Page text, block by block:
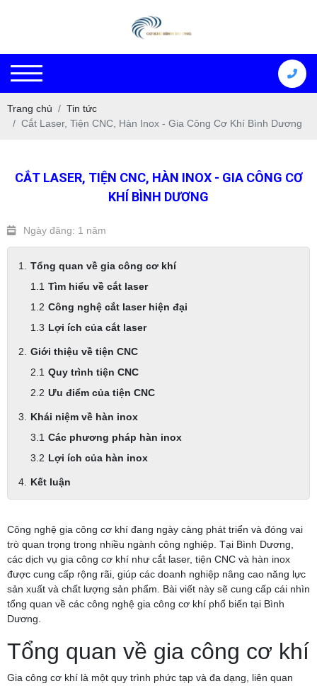
Trang chủ
Tin tức
Cắt Laser, Tiện CNC, Hàn Inox - Gia Công Cơ Khí Bình Dương
CẮT LASER, TIỆN CNC, HÀN INOX - GIA CÔNG CƠ
KHÍ BÌNH DƯƠNG
Ngày đăng: 1 năm
Tổng quan về gia công cơ khí
Tìm hiểu về cắt laser
Công nghệ cắt laser hiện đại
Lợi ích của cắt laser
Giới thiệu về tiện CNC
Quy trình tiện CNC
Ưu điểm của tiện CNC
Khái niệm về hàn inox
Các phương pháp hàn inox
Lợi ích của hàn inox
Kết luận
Công nghệ gia công cơ khí đang ngày càng phát triển và đóng vai
trò quan trọng trong nhiều ngành công nghiệp. Tại Bình Dương,
các dịch vụ gia công cơ khí như cắt laser, tiện CNC và hàn inox
được cung cấp rộng rãi, giúp các doanh nghiệp nâng cao năng lực
sản xuất và chất lượng sản phẩm. Bài viết này sẽ cung cấp cái nhìn
tổng quan về các công nghệ gia công cơ khí phổ biến tại Bình
Dương.
Tổng quan về gia công cơ khí
Gia công cơ khí là một quy trình phức tạp và đa dạng, liên quan